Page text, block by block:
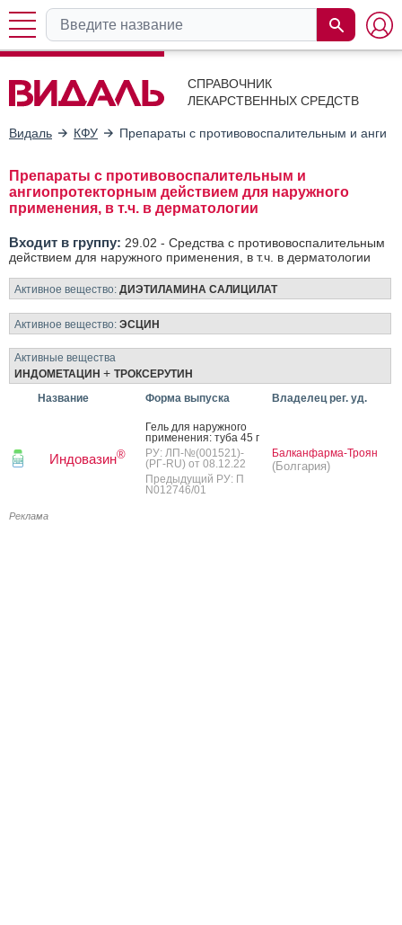
СПРАВОЧНИК
ЛЕКАРСТВЕННЫХ СРЕДСТВ
Видаль КФУ Препараты с противовоспалительным и
Препараты с противовоспалительным и
ангиопротекторным действием для наружного
применения, в т.ч. в дерматологии
Входит в группу: 29.02 - Средства с противовоспалительным
действием для наружного применения, в т.ч. в дерматологии
Активное вещество: ДИЭТИЛАМИНА САЛИЦИЛАТ
Активное вещество: ЭСЦИН
Активные вещества
ИНДОМЕТАЦИН + ТРОКСЕРУТИН
Название
Форма выпуска Владелец рег. уд.
Индовазин®
Гель для на­руж­но­го
при­мене­ния: ту­ба 45 г
РУ: ЛП-№(001521)-
(РГ-RU) от 08.12.22
Предыдущий РУ: П
N012746/01
Балканфарма-Троян
(Болгария)
Реклама